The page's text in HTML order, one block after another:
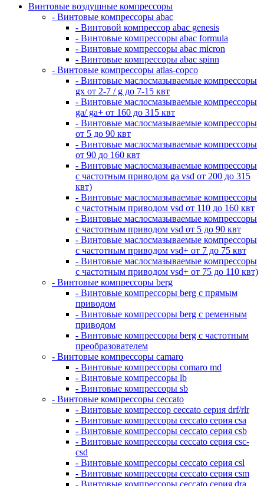
Винтовые воздушные компрессоры
- Винтовые компрессоры abac
- Винтовой компрессор abac genesis
- Винтовые компрессоры abac formula
- Винтовые компрессоры abac micron
- Винтовые компрессоры abac spinn
- Винтовые компрессоры atlas-copco
- Винтовые маслосмазываемые компрессоры
gx от 2-7 / g до 7-15 квт
- Винтовые маслосмазываемые компрессоры
ga/ ga+ от 160 до 315 квт
- Винтовые маслосмазываемые компрессоры
от 5 до 90 квт
- Винтовые маслосмазываемые компрессоры
от 90 до 160 квт
- Винтовые маслосмазываемые компрессоры
с частотным приводом ga vsd от 200 до 315
квт)
- Винтовые маслосмазываемые компрессоры
с частотным приводом vsd от 110 до 160 квт
- Винтовые маслосмазываемые компрессоры
с частотным приводом vsd от 5 до 90 квт
- Винтовые маслосмазываемые компрессоры
с частотным приводом vsd+ от 7 до 75 квт
- Винтовые маслосмазываемые компрессоры
с частотным приводом vsd+ от 75 до 110 квт)
- Винтовые компрессоры berg
- Винтовые компрессоры berg с прямым
приводом
- Винтовые компрессоры berg с ременным
приводом
- Винтовые компрессоры berg с частотным
преобразователем
- Винтовые компрессоры camaro
- Винтовые компрессоры comaro md
- Винтовые компрессоры lb
- Винтовые компрессоры sb
- Винтовые компрессоры ceccato
- Винтовые компрессор ceccato серия drf/rlr
- Винтовые компрессоры ceccato серия csa
- Винтовые компрессоры ceccato серия csb
- Винтовые компрессоры ceccato серия csc-
csd
- Винтовые компрессоры ceccato серия csl
- Винтовые компрессоры ceccato серия csm
- Винтовые компрессоры ceccato серия dra